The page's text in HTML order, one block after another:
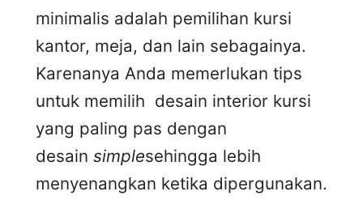
minimalis adalah pemilihan kursi
kantor, meja, dan lain sebagainya.
Karenanya Anda memerlukan tips
untuk memilih desain interior kursi
yang paling pas dengan
desain simplesehingga lebih
menyenangkan ketika dipergunakan.